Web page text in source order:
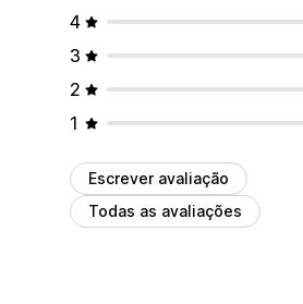
4
3
2
1
Escrever avaliação
Todas as avaliações